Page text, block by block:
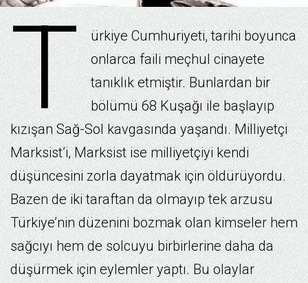
T
ürkiye Cumhuriyeti, tarihi boyunca
onlarca faili meçhul cinayete
tanıklık etmiştir. Bunlardan bir
bölümü 68 Kuşağı ile başlayıp
kızışan Sağ-Sol kavgasında yaşandı. Milliyetçi
Marksist’i, Marksist ise milliyetçiyi kendi
düşüncesini zorla dayatmak için öldürüyordu.
Bazen de iki taraftan da olmayıp tek arzusu
Türkiye’nin düzenini bozmak olan kimseler hem
sağcıyı hem de solcuyu birbirlerine daha da
düşürmek için eylemler yaptı. Bu olaylar